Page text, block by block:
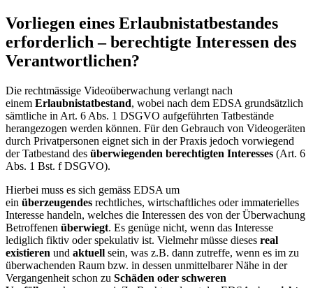
Vorliegen eines Erlaubnistatbestandes
erforderlich – berechtigte Interessen des
Verantwortlichen?
Die rechtmässige Videoüberwachung verlangt nach
einem Erlaubnistatbestand, wobei nach dem EDSA grundsätzlich
sämtliche in Art. 6 Abs. 1 DSGVO aufgeführten Tatbestände
herangezogen werden können. Für den Gebrauch von Videogeräten
durch Privatpersonen eignet sich in der Praxis jedoch vorwiegend
der Tatbestand des überwiegenden berechtigten Interesses (Art. 6
Abs. 1 Bst. f DSGVO).
Hierbei muss es sich gemäss EDSA um
ein überzeugendes rechtliches, wirtschaftliches oder immaterielles
Interesse handeln, welches die Interessen des von der Überwachung
Betroffenen überwiegt. Es genüge nicht, wenn das Interesse
lediglich fiktiv oder spekulativ ist. Vielmehr müsse dieses real
existieren und aktuell sein, was z.B. dann zutreffe, wenn es im zu
überwachenden Raum bzw. in dessen unmittelbarer Nähe in der
Vergangenheit schon zu Schäden oder schweren